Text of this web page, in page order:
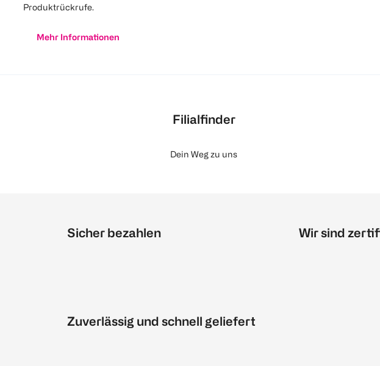
Produktrückrufe.
Mehr Informationen
Filialfinder
Dein Weg zu uns
Sicher bezahlen
Zuverlässig und schnell geliefert
Wir sind